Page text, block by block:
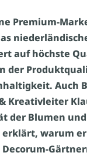
Premium-
auf höchste
der
Auch
Kreativleiter
der Blumen
warum